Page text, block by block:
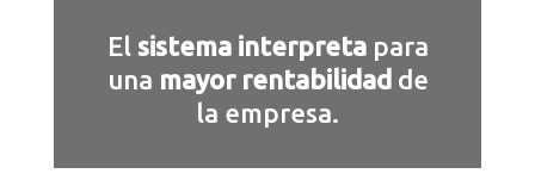
El sistema interpretapara
una mayor rentabilidad de
la empresa.